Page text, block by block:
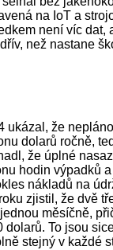
na IoT a
není víc dat,
než nastane
ukázal, že
dolarů ročně,
že úplné
hodin výpadků
nákladů na
zjistil, že dvě
měsíčně,
To jsou
stejný v každé